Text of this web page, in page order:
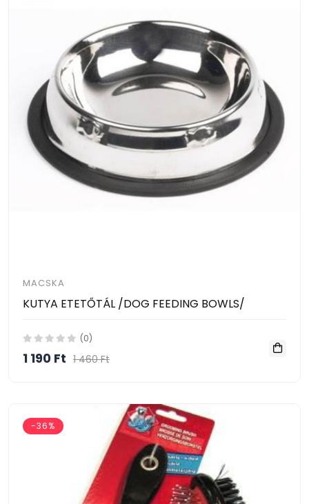
MACSKA
KUTYA ETETŐTÁL /DOG FEEDING BOWLS/
(0)
1 190 Ft 1 460 Ft
-36%